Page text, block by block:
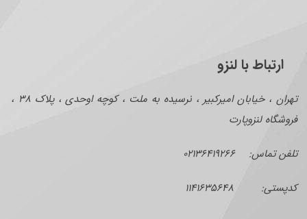
ارتباط با لنزو
تهران ، خیابان امیرکبیر ، نرسیده به ملت ، کوچه اوحدی ، پلاک ۳۸ ،
فروشگاه لنزوپارت
تلفن تماس: ۰۲۱۳۶۴۱۹۲۶۶
کدپستی: ۱۱۴۱۶۳۵۶۴۸